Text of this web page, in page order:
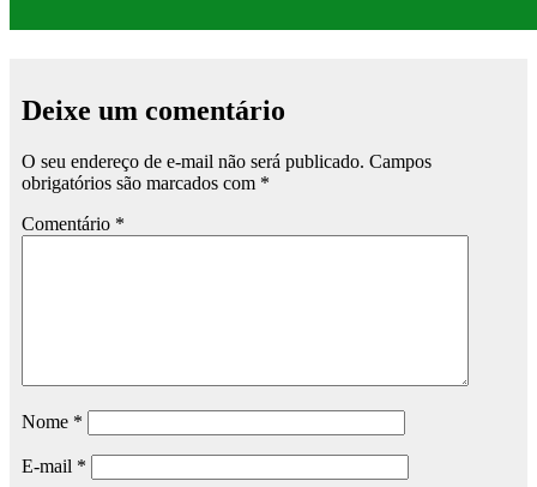
Deixe um comentário
O seu endereço de e-mail não será publicado. Campos
obrigatórios são marcados com *
Comentário *
Nome *
E-mail *